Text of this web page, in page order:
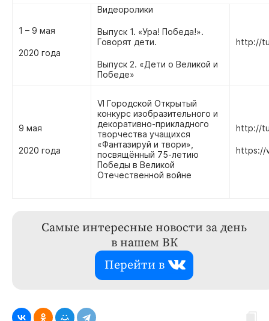
1 – 9 мая
2020 года
Видеоролики
Выпуск 1. «Ура! Победа!».
Говорят дети.
Выпуск 2. «Дети о Великой и
Победе»
http://
9 мая
2020 года
VI Городской Открытый
конкурс изобразительного и
декоративно-прикладного
творчества учащихся
«Фантазируй и твори»,
посвящённый 75-летию
Победы в Великой
Отечественной войне
http://
https://
Самые интересные новости за день
в нашем ВК
Перейти в